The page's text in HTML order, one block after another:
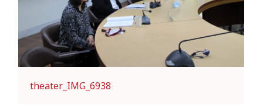
theater_IMG_6938